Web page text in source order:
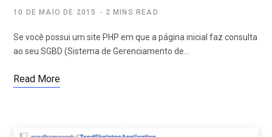
10 DE MAIO DE 2015 2 MINS READ
Se você possui um site PHP em que a página inicial faz consulta
ao seu SGBD (Sistema de Gerenciamento de…
Read More